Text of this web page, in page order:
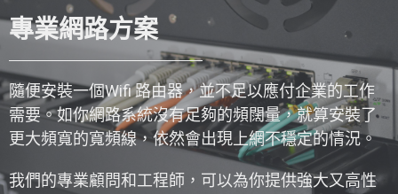
專業網路方案
隨便安裝一個Wifi 路由器，並不足以應付企業的工作
需要。如你網路系統沒有足夠的頻闊量，就算安裝了
更大頻寬的寬頻線，依然會出現上網不穩定的情況。
我們的專業顧問和工程師，可以為你提供強大又高性